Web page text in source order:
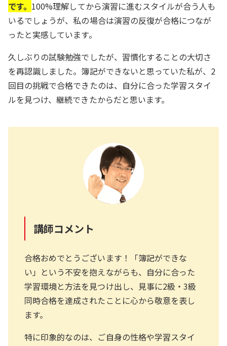
です。 100%理解してから演習に進むスタイルが合う人も
いるでしょうが、私の場合は演習の反復が合格につなが
ったと実感しています。
久しぶりの試験勉強でしたが、習慣化することの大切さ
を再認識しました。簿記ができないと思っていた私が、2
回目の挑戦で合格できたのは、自分に合った学習スタイ
ルを見つけ、継続できたからだと思います。
講師コメント
合格おめでとうございます！「簿記ができな
い」という不安を抱えながらも、自分に合った
学習環境と方法を見つけ出し、見事に2級・3級
同時合格を達成されたことに心から敬意を表し
ます。
特に印象的なのは、ご自身の性格や学習スタイ